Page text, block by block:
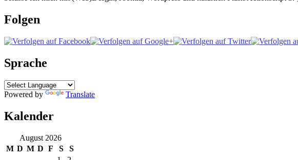
Folgen
Sprache
Powered by Translate
Kalender
August 2026
M D M D F S
S